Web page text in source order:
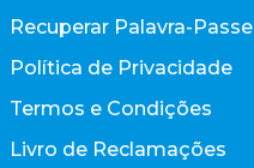
Recuperar Palavra-Passe
Política de Privacidade
Termos e Condições
Livro de Reclamações